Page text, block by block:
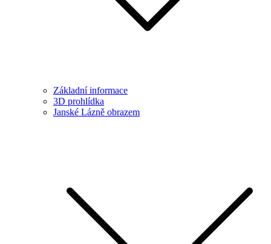
Základní informace
3D prohlídka
Janské Lázně obrazem